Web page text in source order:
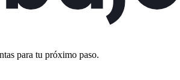
para tu próximo paso.